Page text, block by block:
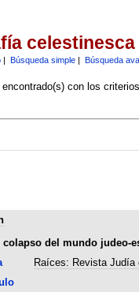
celestinesca
| Búsqueda simple| Búsqueda
con los
del mundo judeo-
Raíces: Revista Judía